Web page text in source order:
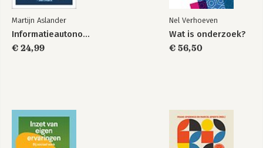
Martijn Aslander
Informatieautonomie
€ 24,99
Nel Verhoeven
Wat is onderzoek?
€ 56,50